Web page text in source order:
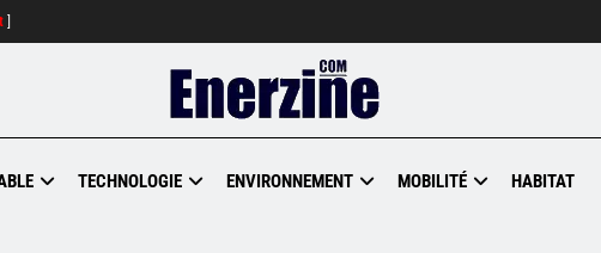
TECHNOLOGIE ENVIRONNEMENT MOBILITÉ HABITAT